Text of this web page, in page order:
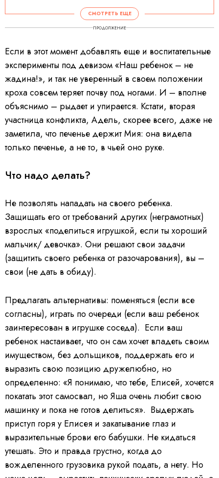
СМОТРЕТЬ ЕЩЕ
ПРОДОЛЖЕНИЕ
Если в этот момент добавлять еще и воспитательные
эксперименты под девизом «Наш ребенок – не
жадина!», и так не уверенный в своем положении
кроха совсем теряет почву под ногами. И – вполне
объяснимо – рыдает и упирается. Кстати, вторая
участница конфликта, Адель, скорее всего, даже не
заметила, что печенье держит Мия: она видела
только печенье, а не то, в чьей оно руке.
Что надо делать?
Не позволять нападать на своего ребенка.
Защищать его от требований других (неграмотных)
взрослых «поделиться игрушкой, если ты хороший
мальчик/ девочка». Они решают свои задачи
(защитить своего ребенка от разочарования), вы –
свои (не дать в обиду).
Предлагать альтернативы: поменяться (если все
согласны), играть по очереди (если ваш ребенок
заинтересован в игрушке соседа). Если ваш
ребенок настаивает, что он сам хочет владеть своим
имуществом, без дольщиков, поддержать его и
выразить свою позицию дружелюбно, но
определенно: «Я понимаю, что тебе, Елисей, хочется
покатать этот самосвал, но Яша очень любит свою
машинку и пока не готов делиться». Выдержать
приступ горя у Елисея и закатывание глаз и
выразительные брови его бабушки. Не кидаться
утешать. Это и правда грустно, когда до
вожделенного грузовика рукой подать, а нету. Но